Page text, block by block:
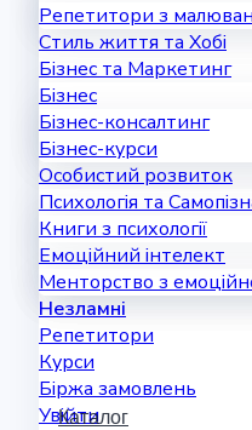
Репетитори з
Стиль життя та Хобі
Бізнес та Маркетинг
Бізнес
Бізнес-консалтинг
Бізнес-курси
Особистий розвиток
Психологія та
Книги з психології
Емоційний інтелект
Менторство з
Незламні
Репетитори
Курси
Біржа замовлень
Увійти
Каталог